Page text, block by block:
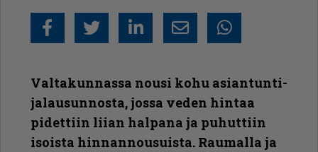
FacebookTwitter
LinkedIn
SähköpostiWhatsapp
Valtakunnassa nousi kohu asiantun­ti­
ja­lau­sunnosta, jossa veden hintaa
pidettiin liian halpana ja puhuttiin
isoista hinnannousuista. Raumalla ja